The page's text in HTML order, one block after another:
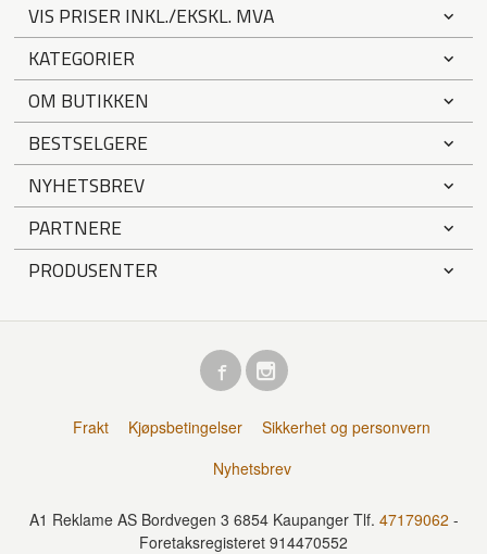
VIS PRISER INKL./EKSKL. MVA
KATEGORIER
OM BUTIKKEN
BESTSELGERE
NYHETSBREV
PARTNERE
PRODUSENTER
Frakt Kjøpsbetingelser
Sikkerhet og personvern
Nyhetsbrev
A1 Reklame AS Bordvegen 3 6854 Kaupanger Tlf. 47179062 -
Foretaksregisteret 914470552